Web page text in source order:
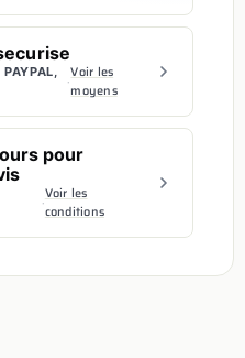
·Voir les
moyens
pour
·Voir les
conditions